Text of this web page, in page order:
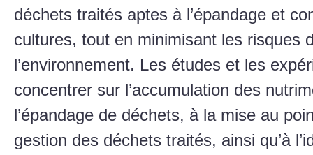
déchets traités aptes à l’épandage et
cultures, tout en minimisant les risques
l’environnement. Les études et les
concentrer sur l’accumulation des
l’épandage de déchets, à la mise au
gestion des déchets traités, ainsi qu’à